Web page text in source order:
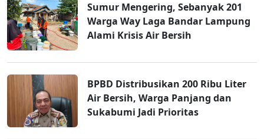
Sumur Mengering, Sebanyak 201
Warga Way Laga Bandar Lampung
Alami Krisis Air Bersih
BPBD Distribusikan 200 Ribu Liter
Air Bersih, Warga Panjang dan
Sukabumi Jadi Prioritas